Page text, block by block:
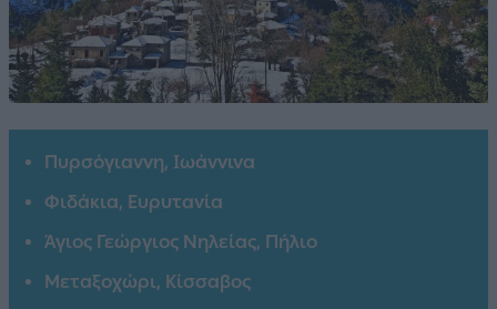
Πυρσόγιαννη, Ιωάννινα
Φιδάκια, Ευρυτανία
Άγιος Γεώργιος Νηλείας, Πήλιο
Μεταξοχώρι, Κίσσαβος